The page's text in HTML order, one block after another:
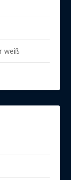
weiß